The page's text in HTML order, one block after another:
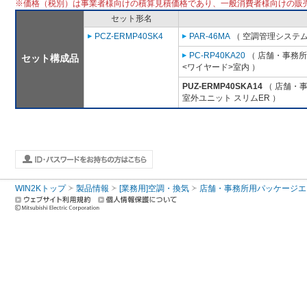
※価格（税別）は事業者様向けの積算見積価格であり、一般消費者様向けの販
セット構成品
セット形名
PCZ-ERMP40SK4
PAR-46MA （ 空調管理システ
PC-RP40KA20 （ 店舗・事務
<ワイヤード>室内 ）
PUZ-ERMP40SKA14 （ 店舗・
室外ユニット スリムER ）
WIN2Kトップ 製品情報 [業務用]空調・換気 店舗・事務所用パッケージ